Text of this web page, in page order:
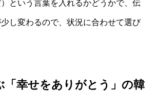
という言葉を入れるかどうかで、伝
し変わるので、状況に合わせて選び
「幸せをありがとう」の韓